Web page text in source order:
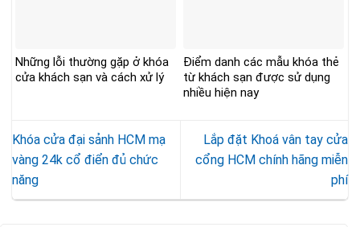
Những lỗi thường gặp ở khóa
cửa khách sạn và cách xử lý
Điểm danh các mẫu khóa thẻ
từ khách sạn được sử dụng
nhiều hiện nay
Khóa cửa đại sảnh HCM mạ
vàng 24k cổ điển đủ chức
năng
Lắp đặt Khoá vân tay cửa
cổng HCM chính hãng miễn
phí